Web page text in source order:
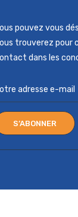
pouvez vous
trouverez pour
dans les